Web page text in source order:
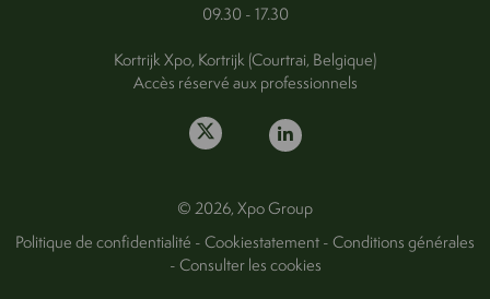
09.30 - 17.30
Kortrijk Xpo, Kortrijk (Courtrai, Belgique)
Accès réservé aux professionnels
© 2026, Xpo Group
Politique de confidentialité -Cookiestatement-Conditions générales
-Consulter les cookies